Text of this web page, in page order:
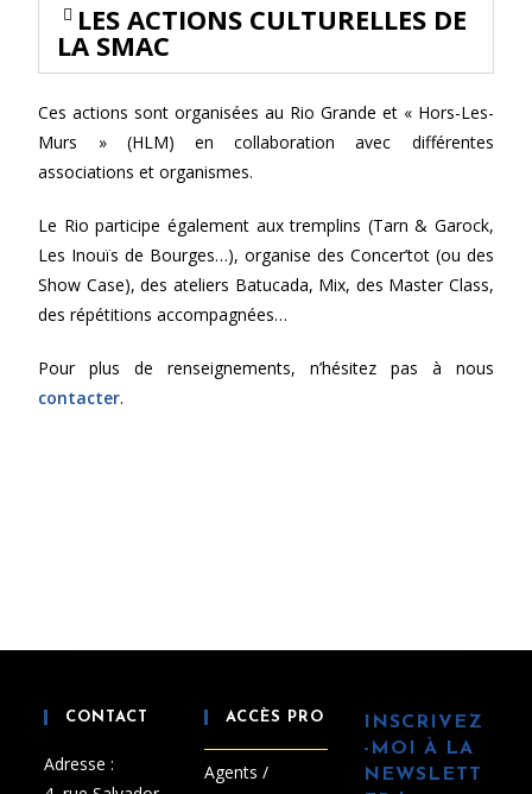
LES ACTIONS CULTURELLES DE
LA SMAC
Ces actions sont organisées au Rio Grande et « Hors-Les-
Murs » (HLM) en collaboration avec différentes
associations et organismes.
Le Rio participe également aux tremplins (Tarn & Garock,
Les Inouïs de Bourges…), organise des Concer’tot (ou des
Show Case), des ateliers Batucada, Mix, des Master Class,
des répétitions accompagnées…
Pour plus de renseignements, n’hésitez pas à nous
contacter.
CONTACT
Adresse :
ACCÈS PRO
Agents /
INSCRIVEZ
-MOI À LA
NEWSLETT